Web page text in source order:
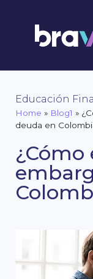
Educación
Home » Blog1 »
deuda en
¿Cómo